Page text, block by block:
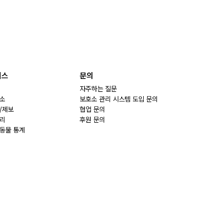
제보
물 통계
문의
자주하는 질문
보호소 관리 시스템 도입 문의
협업 문의
후원 문의